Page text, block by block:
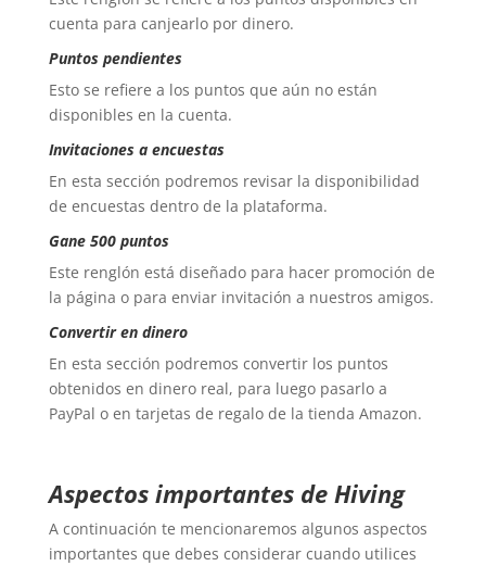
cuenta para canjearlo por dinero.
Puntos pendientes
Esto se refiere a los puntos que aún no están
disponibles en la cuenta.
Invitaciones a encuestas
En esta sección podremos revisar la disponibilidad
de encuestas dentro de la plataforma.
Gane 500 puntos
Este renglón está diseñado para hacer promoción de
la página o para enviar invitación a nuestros amigos.
Convertir en dinero
En esta sección podremos convertir los puntos
obtenidos en dinero real, para luego pasarlo a
PayPal o en tarjetas de regalo de la tienda Amazon.
Aspectos importantes de Hiving
A continuación te mencionaremos algunos aspectos
importantes que debes considerar cuando utilices